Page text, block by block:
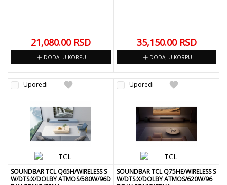
21,080.00 RSD
add DODAJ U KORPU
35,150.00 RSD
add DODAJ U KORPU
favorite
Uporedi
SOUNDBAR TCL Q65H/WIRELESS S
W/DTS:X/DOLBY ATMOS/580W/96D
favorite
Uporedi
SOUNDBAR TCL Q75HE/WIRELESS S
W/DTS:X/DOLBY ATMOS/620W/96